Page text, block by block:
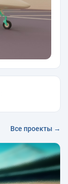
Все проекты →